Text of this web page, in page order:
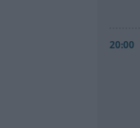
20:00